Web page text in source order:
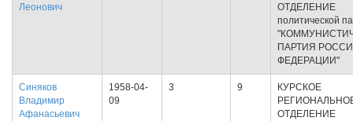
Леонович
ОТДЕЛЕНИЕ
политической
ПАРТИЯ
ФЕДЕРАЦИИ"
Синяков
Владимир
Афанасьевич
1958-04-
09
3 9
КУРСКОЕ
ОТДЕЛЕНИЕ